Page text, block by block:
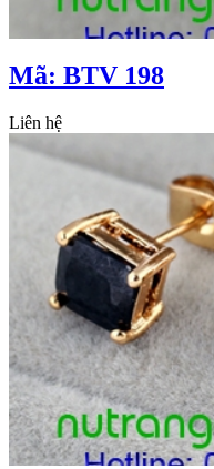
Mã: BTV 198
Liên hệ